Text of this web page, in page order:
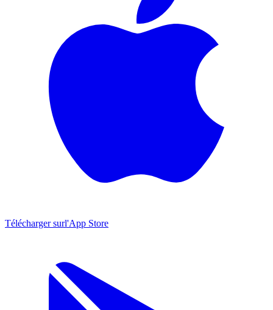
Télécharger surl'App Store